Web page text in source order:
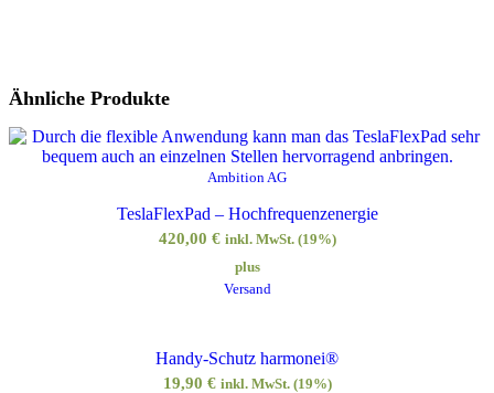
Ähnliche Produkte
Ambition AG
TeslaFlexPad – Hochfrequenzenergie
420,00 € inkl. MwSt. (19%)
plus
Versand
Handy-Schutz harmonei®
19,90 € inkl. MwSt. (19%)